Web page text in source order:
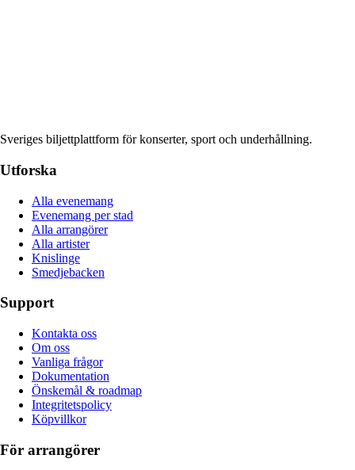
Sveriges biljettplattform för konserter, sport och underhållning.
Utforska
Alla evenemang
Evenemang per stad
Alla arrangörer
Alla artister
Knislinge
Smedjebacken
Support
Kontakta oss
Om oss
Vanliga frågor
Dokumentation
Önskemål & roadmap
Integritetspolicy
Köpvillkor
För arrangörer